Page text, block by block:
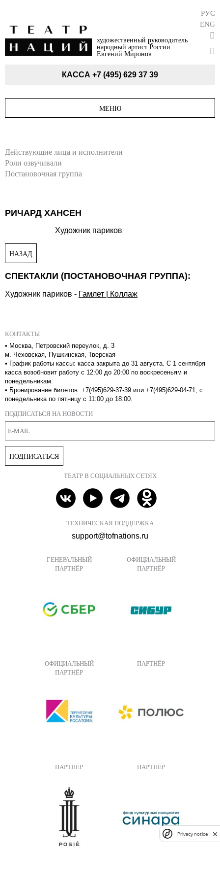
художественный руководитель
народный артист России
Евгений Миронов
РУС
ENG
КАССА +7 (495) 629 37 39
МЕНЮ
Действующие лица и исполнители
Роли озвучивали
Постановочная группа
РИЧАРД ХАНСЕН
НАЗАД
Художник париков
СПЕКТАКЛИ (ПОСТАНОВОЧНАЯ ГРУППА):
Художник париков - Гамлет | Коллаж
КОНТАКТЫ
• Москва, Петровский переулок, д. 3
м. Чеховская, Пушкинская, Тверская
• График работы кассы: касса закрыта до 31 августа. С 1 сентября
касса возобновит работу с 12:00 до 20:00 по воскресеньям и
понедельникам.
• Бронирование билетов: +7(495)629-37-39 или +7(495)629-04-71, с
понедельника по пятницу с 11:00 до 18:00.
ПОДПИСАТЬСЯ НА НОВОСТИ
ПОДПИСАТЬСЯ
ТЕАТР В СОЦИАЛЬНЫХ СЕТЯХ
ТЕХНИЧЕСКАЯ ПОДДЕРЖКА
support@tofnations.ru
ГЕНЕРАЛЬНЫЙ
ПАРТНЁР
ОФИЦИАЛЬНЫЙ
ПАРТНЁР
ОФИЦИАЛЬНЫЙ
ПАРТНЁР
ПАРТНЁР
ПАРТНЁР ПАРТНЁР
Privacy notice